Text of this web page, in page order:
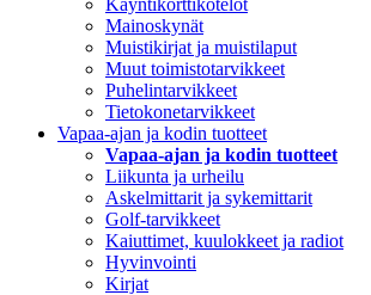
Käyntikorttikotelot
Mainoskynät
Muistikirjat ja muistilaput
Muut toimistotarvikkeet
Puhelintarvikkeet
Tietokonetarvikkeet
Vapaa-ajan ja kodin tuotteet
Vapaa-ajan ja kodin tuotteet
Liikunta ja urheilu
Askelmittarit ja sykemittarit
Golf-tarvikkeet
Kaiuttimet, kuulokkeet ja radiot
Hyvinvointi
Kirjat